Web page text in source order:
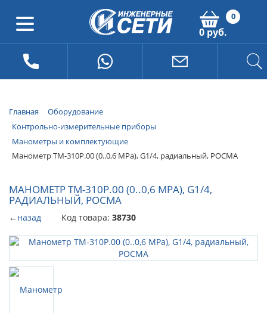
0
0 руб.
Главная
Оборудование
Контрольно-измерительные приборы
Манометры и комплектующие
Манометр ТМ-310Р.00 (0..0,6 МРа), G1/4, радиальный, РОСМА
МАНОМЕТР ТМ-310Р.00 (0..0,6 МРА), G1/4,
РАДИАЛЬНЫЙ, РОСМА
←назад Код товара: 38730